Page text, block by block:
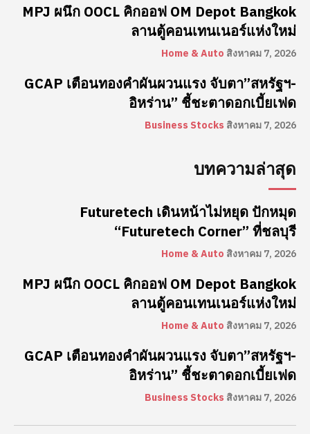
MPJ ผนึก OOCL คิกออฟ OM Depot Bangkok
ลานตู้คอนเทนเนอร์แห่งใหม่
Home & Auto สิงหาคม 7, 2026
GCAP เตือนทองคำผันผวนแรง จับตา”สหรัฐฯ-
อิหร่าน” ชี้ชะตาดอกเบี้ยเฟด
Business Stocks สิงหาคม 7, 2026
บทความล่าสุด
Futuretech เดินหน้าไม่หยุด ปักหมุด
“Futuretech Corner” ที่ชลบุรี
Home & Auto สิงหาคม 7, 2026
MPJ ผนึก OOCL คิกออฟ OM Depot Bangkok
ลานตู้คอนเทนเนอร์แห่งใหม่
Home & Auto สิงหาคม 7, 2026
GCAP เตือนทองคำผันผวนแรง จับตา”สหรัฐฯ-
อิหร่าน” ชี้ชะตาดอกเบี้ยเฟด
Business Stocks สิงหาคม 7, 2026